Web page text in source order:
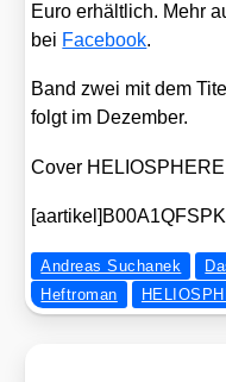
Euro erhält­lich. Mehr
bei Face­book.
Band zwei mit dem
folgt im Dezem­ber.
Co­ver
Andreas Suchanek
Heftroman